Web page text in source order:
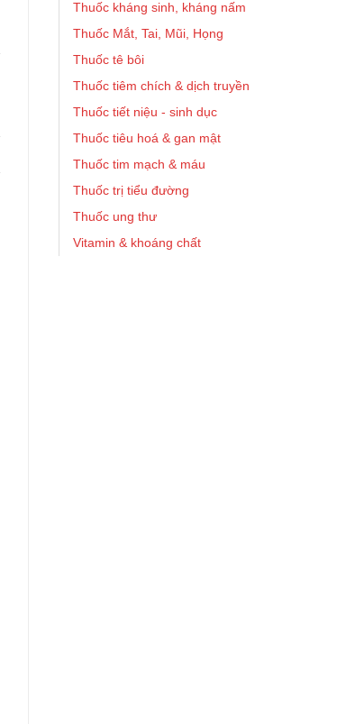
Thuốc kháng sinh, kháng nấm
Thuốc Mắt, Tai, Mũi, Họng
Thuốc tê bôi
Thuốc tiêm chích & dịch truyền
Thuốc tiết niệu - sinh dục
Thuốc tiêu hoá & gan mật
Thuốc tim mạch & máu
Thuốc trị tiểu đường
Thuốc ung thư
Vitamin & khoáng chất